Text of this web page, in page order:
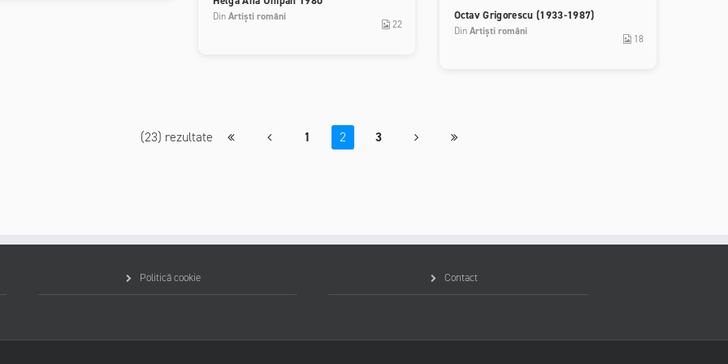
DinArtiști români
22
Octav Grigorescu (1933-1987)
DinArtiști români
18
(23) rezultate 1 2 3
Politică cookie Contact